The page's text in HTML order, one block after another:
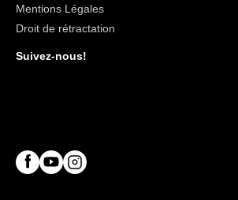
Mentions Légales
Droit de rétractation
Suivez-nous!